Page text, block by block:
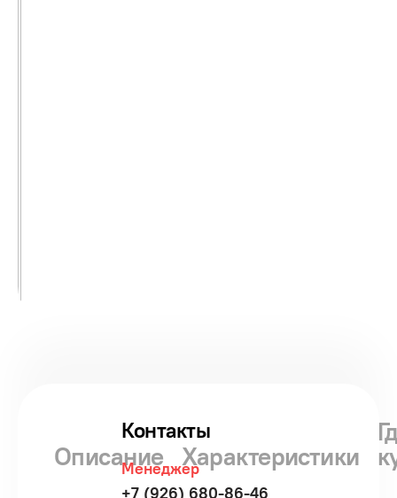
Описание Характеристики
Контакты
Менеджер
+7 (926) 680-86-46